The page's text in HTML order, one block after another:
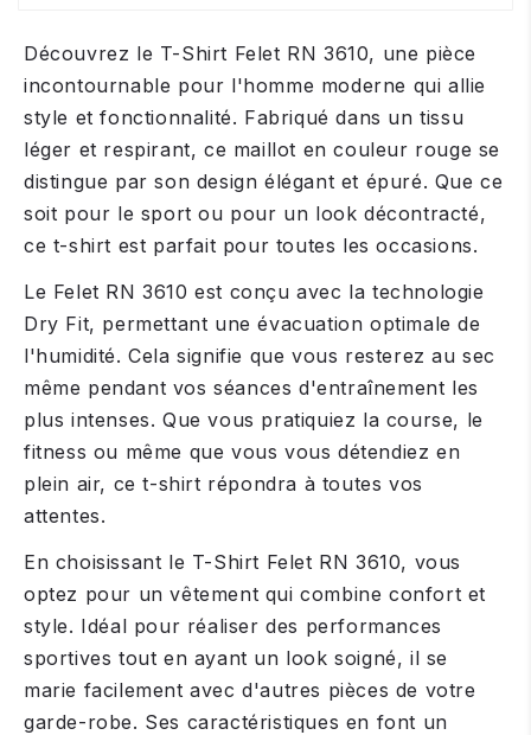
Découvrez le T-Shirt Felet RN 3610, une pièce
incontournable pour l'homme moderne qui allie
style et fonctionnalité. Fabriqué dans un tissu
léger et respirant, ce maillot en couleur rouge se
distingue par son design élégant et épuré. Que ce
soit pour le sport ou pour un look décontracté,
ce t-shirt est parfait pour toutes les occasions.
Le Felet RN 3610 est conçu avec la technologie
Dry Fit, permettant une évacuation optimale de
l'humidité. Cela signifie que vous resterez au sec
même pendant vos séances d'entraînement les
plus intenses. Que vous pratiquiez la course, le
fitness ou même que vous vous détendiez en
plein air, ce t-shirt répondra à toutes vos
attentes.
En choisissant le T-Shirt Felet RN 3610, vous
optez pour un vêtement qui combine confort et
style. Idéal pour réaliser des performances
sportives tout en ayant un look soigné, il se
marie facilement avec d'autres pièces de votre
garde-robe. Ses caractéristiques en font un